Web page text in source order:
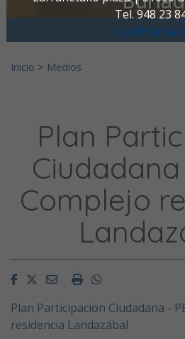
Tel. 948 23
Inicio > Medios
Plan
Ciudadana
Complejo
FacebookTwitterEmailImprimirWhatsapp
Plan Participacion Ciudadana -
residencia Landazábal